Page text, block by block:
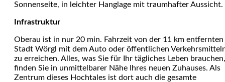
Sonnenseite, in leichter Hanglage mit traumhafter Aussicht.
Infrastruktur
Oberau ist in nur 20 min. Fahrzeit von der 11 km entfernten
Stadt Wörgl mit dem Auto oder öffentlichen
zu erreichen. Alles, was Sie für Ihr tägliches Leben brauchen,
finden Sie in unmittelbarer Nähe Ihres neuen Zuhauses. Als
Zentrum dieses Hochtales ist dort auch die gesamte